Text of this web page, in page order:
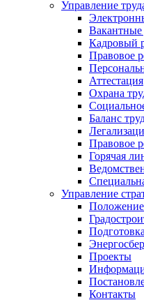
Управление
Кадровый
Правовое
Аттестация
Охрана
Баланс
Правовое
Горячая
Управление
Положение
Проекты
Контакты